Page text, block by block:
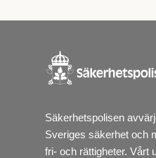
Säkerhetspolisen
Sveriges säkerhet och
fri- och rättigheter. Vårt